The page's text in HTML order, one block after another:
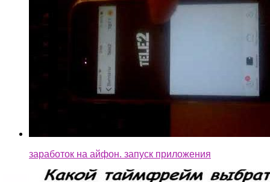
заработок на айфон. запуск приложения